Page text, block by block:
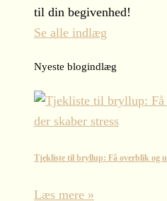
til din begivenhed!
Se alle indlæg
Nyeste blogindlæg
Tjekliste til bryllup: Få overblik og
Læs mere »